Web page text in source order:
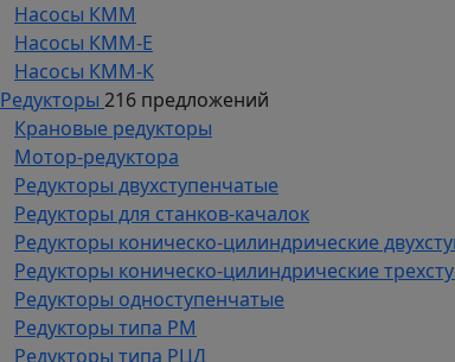
Насосы КММ
Насосы КММ-Е
Насосы КММ-К
Редукторы 216 предложений
Крановые редукторы
Мотор-редуктора
Редукторы двухступенчатые
Редукторы для станков-качалок
Редукторы коническо-цилиндрические
Редукторы коническо-цилиндрические
Редукторы одноступенчатые
Редукторы типа РМ
Редукторы типа РЦД